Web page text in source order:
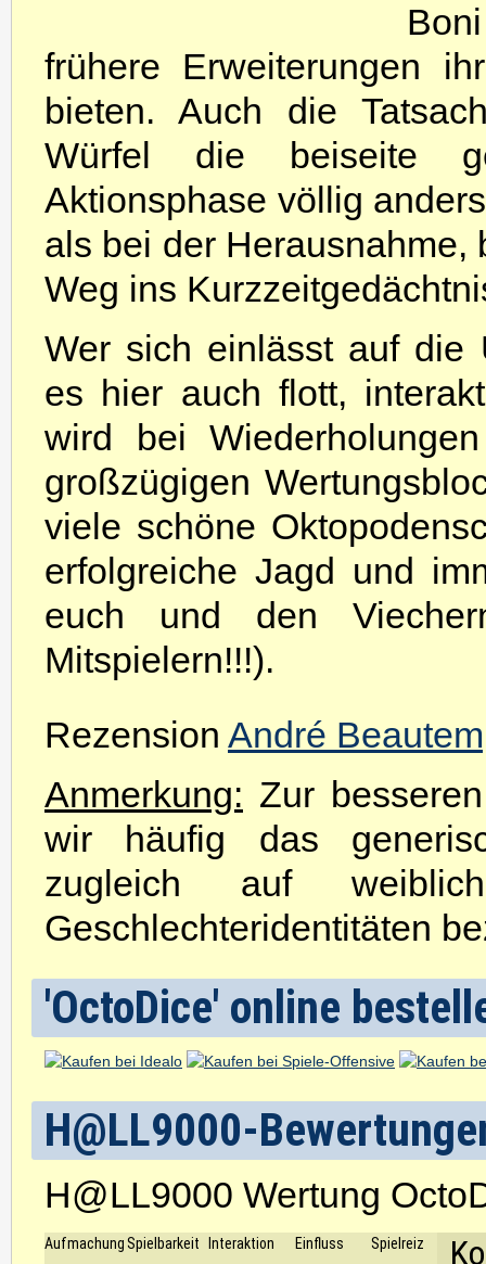
frühere Erweiterungen
bieten. Auch die
Würfel die beiseite
Aktionsphase völlig
als bei der Herausnahme,
Weg ins
Wer sich einlässt auf die
es hier auch flott,
wird bei
großzügigen
viele schöne
erfolgreiche Jagd und
euch und den
Mitspielern!!!).
Rezension André
Anmerkung: Zur
wir häufig das
zugleich auf
Geschlechteridentitäten
'OctoDice' online
H@LL9000-
H@LL9000 Wertung
Aufmachung Spielbarkeit Interaktion Einfluss Spielreiz